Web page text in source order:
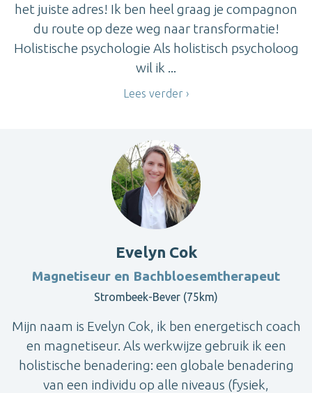
het juiste adres! Ik ben heel graag je compagnon
du route op deze weg naar transformatie!
Holistische psychologie Als holistisch psycholoog
wil ik ...
Lees verder
Evelyn Cok
Magnetiseur en Bachbloesemtherapeut
Strombeek-Bever (75km)
Mijn naam is Evelyn Cok, ik ben energetisch coach
en magnetiseur. Als werkwijze gebruik ik een
holistische benadering: een globale benadering
van een individu op alle niveaus (fysiek,